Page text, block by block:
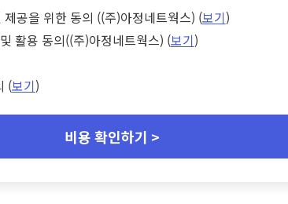
공을 위한 동의 ((주)아정네트웍스) (보기)
활용 동의((주)아정네트웍스) (보기)
(보기)
비용 확인하기 >